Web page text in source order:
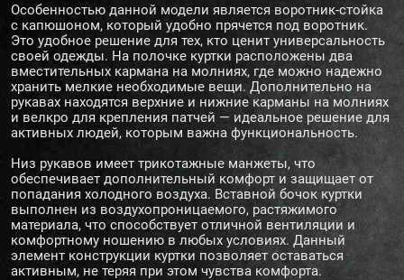
Особенностью данной модели является воротник-стойка
с капюшоном, который удобно прячется под воротник.
Это удобное решение для тех, кто ценит универсальность
своей одежды. На полочке куртки расположены два
вместительных кармана на молниях, где можно надежно
хранить мелкие необходимые вещи. Дополнительно на
рукавах находятся верхние и нижние карманы на молниях
и велкро для крепления патчей — идеальное решение для
активных людей, которым важна функциональность.
Низ рукавов имеет трикотажные манжеты, что
обеспечивает дополнительный комфорт и защищает от
попадания холодного воздуха. Вставной бочок куртки
выполнен из воздухопроницаемого, растяжимого
материала, что способствует отличной вентиляции и
комфортному ношению в любых условиях. Данный
элемент конструкции куртки позволяет оставаться
активным, не теряя при этом чувства комфорта.